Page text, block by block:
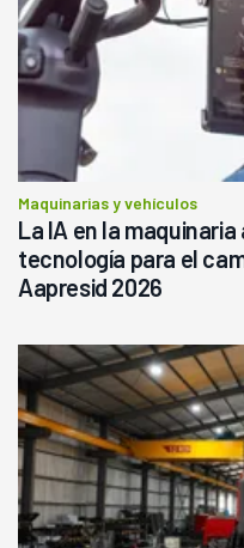
Maquinarias y vehículos
La IA en la
tecnología para el
Aapresid 2026